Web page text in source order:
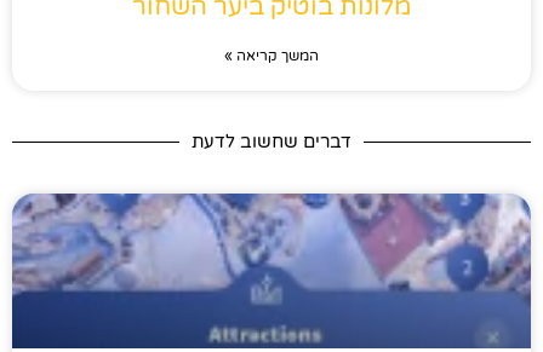
מלונות בוטיק ביער השחור
המשך קריאה »
דברים שחשוב לדעת